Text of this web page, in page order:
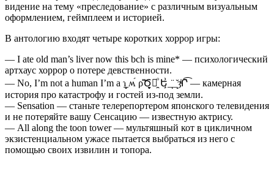
видение на тему «преследование» с различным визуальным
оформлением, геймплеем и историей.
В антологию входят четыре коротких хоррор игры:
— I ate old man’s liver now this bch is mine* — психологический
артхаус хоррор о потере девственности.
— No, I’m not a human I’m a ɿ̲̻ ʍ́ ρ̇̎Ծ̬͎Տ̯ͦ Ե̧͗_̈ͅ_̝̆ȝ̍ͯՐ͂͡ — камерная
история про катастрофу и гостей из-под земли.
— Sensation — станьте телерепортером японского телевидения
и не потеряйте вашу Сенсацию — известную актрису.
— All along the toon tower — мультяшный кот в цикличном
экзистенциальном ужасе пытается выбраться из него с
помощью своих извилин и топора.